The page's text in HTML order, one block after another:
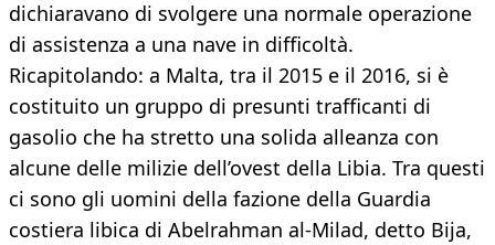
dichiaravano di svolgere una normale operazione
di assistenza a una nave in difficoltà.
Ricapitolando: a Malta, tra il 2015 e il 2016, si è
costituito un gruppo di presunti trafficanti di
gasolio che ha stretto una solida alleanza con
alcune delle milizie dell’ovest della Libia. Tra questi
ci sono gli uomini della fazione della Guardia
costiera libica di Abelrahman al-Milad, detto Bija,